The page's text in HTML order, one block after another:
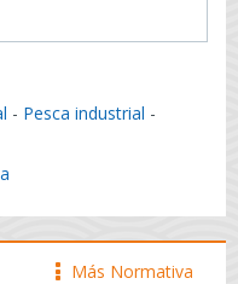
- Pesca industrial -
icono
Más Normativa